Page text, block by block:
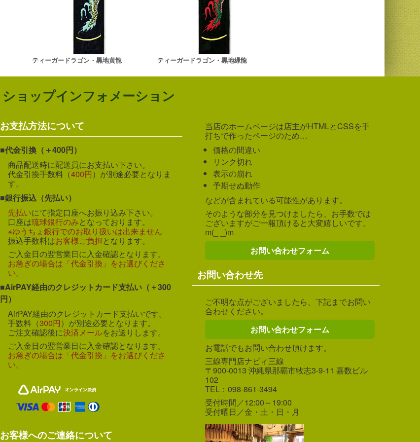
ティーガードラゴン・黒地黄龍 ティーガードラゴン・黒地緑龍
ショップインフォメーション
お支払方法について
代金引換（＋400円）
商品配送時に配送員にお支払い下さい。
代金引換手数料（400円）が別途必要となりま
す。
銀行振込（先払い）
先払いにて指定口座へお振り込み下さい。
口座は琉球銀行のみとなっております。
※ゆうちょ銀行でのお取り扱いは出来ません
振込手数料はお客様ご負担 となります。
ご入金日の翌営業日に入金確認となります。
お急ぎの場合は「代金引換」をお選びくださ
い。
AirPAY経由のクレジットカード支払い（＋300
円）
AirPAY経由のクレジットカード支払いです。
手数料（300円）が別途必要となります。
ご注文確認後に決済メールをお送りします。
ご入金日の翌営業日に入金確認となります。
お急ぎの場合は「代金引換」をお選びくださ
い。
お客様へのご連絡について
当店のホームページは店主がHTMLとCSSを手
打ちで作ったページのため…
価格の間違い
リンク切れ
表示の崩れ
予期せぬ動作
などが含まれている可能性があります。
そのような部分を見つけましたら、お手数では
ございますがご一報頂けると大変嬉しいです。
m(_ _)m
お問い合わせフォーム
お問い合わせ先
ご不明な点がございましたら、下記までお問い
合わせください。
お問い合わせフォーム
お電話でもお問い合わせ頂けます。
三線専門店ナビィ三線
〒900-0013 沖縄県那覇市牧志3-9-11 嘉数ビル
102
TEL：098-861-3494
受付時間／12:00～19:00
受付曜日／金・土・日・月